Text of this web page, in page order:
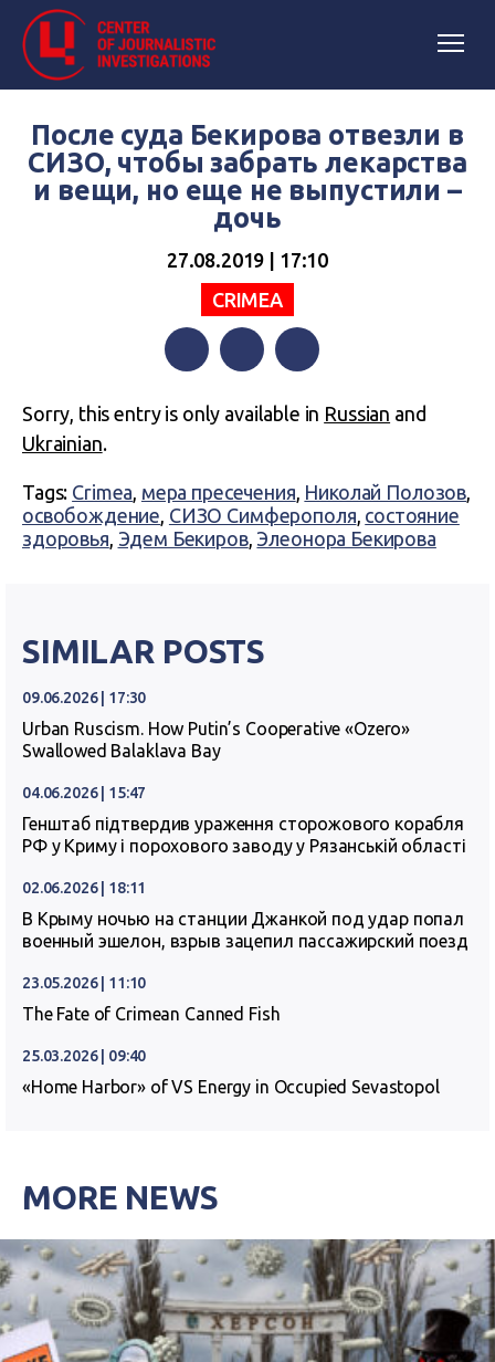
После суда Бекирова отвезли в
СИЗО, чтобы забрать лекарства
и вещи, но еще не выпустили –
дочь
27.08.2019 | 17:10
CRIMEA
Sorry, this entry is only available in Russian and
Ukrainian.
Tags: Crimea, мера пресечения, Николай Полозов,
освобождение, СИЗО Симферополя, состояние
здоровья, Эдем Бекиров, Элеонора Бекирова
SIMILAR POSTS
09.06.2026 | 17:30
Urban Ruscism. How Putin’s Cooperative «Ozero»
Swallowed Balaklava Bay
04.06.2026 | 15:47
Генштаб підтвердив ураження сторожового корабля
РФ у Криму і порохового заводу у Рязанській області
02.06.2026 | 18:11
В Крыму ночью на станции Джанкой под удар попал
военный эшелон, взрыв зацепил пассажирский поезд
23.05.2026 | 11:10
The Fate of Crimean Canned Fish
25.03.2026 | 09:40
«Home Harbor» of VS Energy in Occupied Sevastopol
MORE NEWS